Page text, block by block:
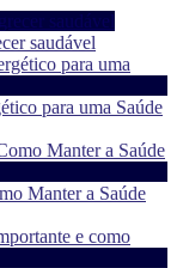
saudável
para uma Saúde
Manter a Saúde